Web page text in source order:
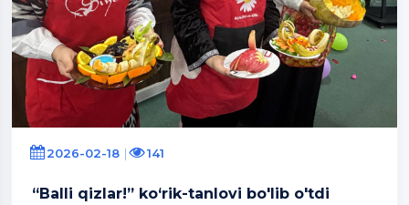
2026-02-18 141
“Balli qizlar!” ko‘rik-tanlovi bo'lib o'tdi